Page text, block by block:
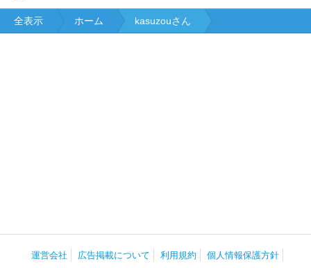
全表示 ホーム kasuzouさん
運営会社 広告掲載について 利用規約 個人情報保護方針